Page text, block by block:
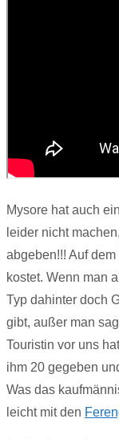
Mysore hat auch
leider nicht
abgeben!!! Auf
kostet. Wenn man
Typ dahinter doch
gibt, außer man
Touristin vor uns
ihm 20 gegeben
Was das
leicht mit den